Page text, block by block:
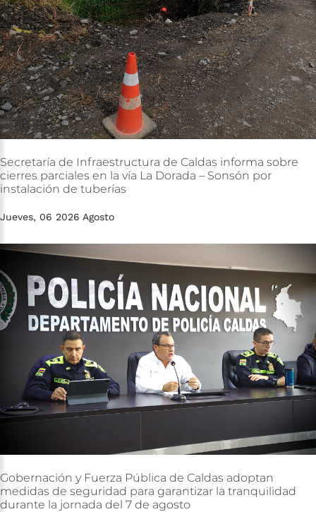
Secretaría de Infraestructura de Caldas informa sobre
cierres parciales en la vía La Dorada – Sonsón por
instalación de tuberías
Jueves, 06 2026 Agosto
Gobernación y Fuerza Pública de Caldas adoptan
medidas de seguridad para garantizar la tranquilidad
durante la jornada del 7 de agosto